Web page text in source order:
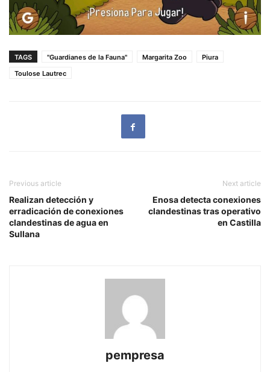
TAGS "Guardianes de la Fauna" Margarita Zoo
Piura
Toulose Lautrec
Previous article
Realizan detección y
erradicación de conexiones
clandestinas de agua en
Sullana
Next article
Enosa detecta conexiones
clandestinas tras operativo
en Castilla
pempresa